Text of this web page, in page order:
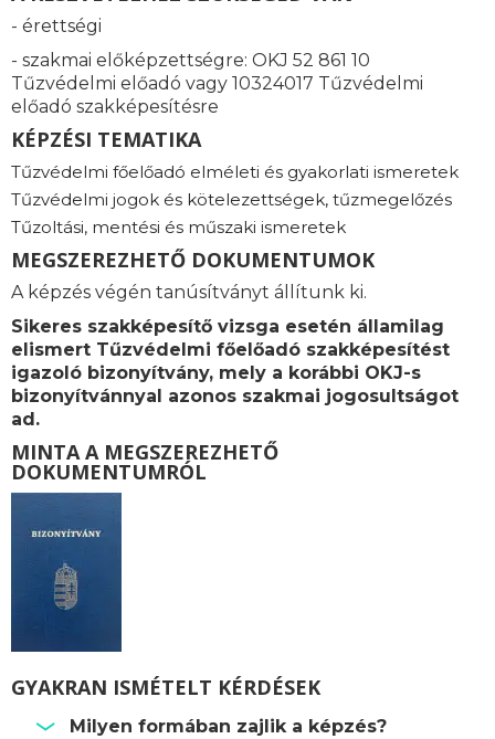
- érettségi
- szakmai előképzettségre: OKJ 52 861 10
Tűzvédelmi előadó vagy 10324017 Tűzvédelmi
előadó szakképesítésre
KÉPZÉSI TEMATIKA
Tűzvédelmi főelőadó elméleti és gyakorlati ismeretek
Tűzvédelmi jogok és kötelezettségek, tűzmegelőzés
Tűzoltási, mentési és műszaki ismeretek
MEGSZEREZHETŐ DOKUMENTUMOK
A képzés végén tanúsítványt állítunk ki.
Sikeres szakképesítő vizsga esetén államilag
elismert Tűzvédelmi főelőadó szakképesítést
igazoló bizonyítvány, mely a korábbi OKJ-s
bizonyítvánnyal azonos szakmai jogosultságot
ad.
MINTA A MEGSZEREZHETŐ
DOKUMENTUMRÓL
GYAKRAN ISMÉTELT KÉRDÉSEK
Milyen formában zajlik a képzés?